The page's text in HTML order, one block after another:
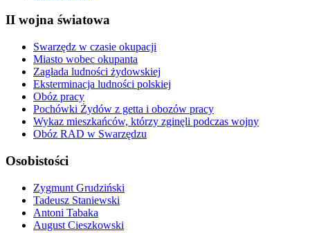
II wojna światowa
Swarzędz w czasie okupacji
Miasto wobec okupanta
Zagłada ludności żydowskiej
Eksterminacja ludności polskiej
Obóz pracy
Pochówki Żydów z getta i obozów pracy
Wykaz mieszkańców, którzy zginęli podczas wojny
Obóz RAD w Swarzędzu
Osobistości
Zygmunt Grudziński
Tadeusz Staniewski
Antoni Tabaka
August Cieszkowski